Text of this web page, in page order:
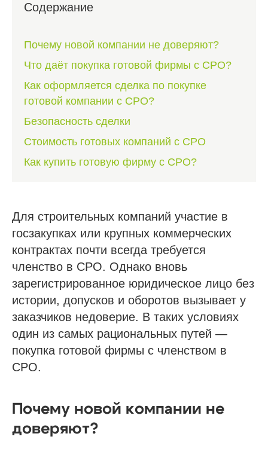
Содержание
Почему новой компании не доверяют?
Что даёт покупка готовой фирмы с СРО?
Как оформляется сделка по покупке
готовой компании с СРО?
Безопасность сделки
Стоимость готовых компаний с СРО
Как купить готовую фирму с СРО?
Для строительных компаний участие в
госзакупках или крупных коммерческих
контрактах почти всегда требуется
членство в СРО. Однако вновь
зарегистрированное юридическое лицо без
истории, допусков и оборотов вызывает у
заказчиков недоверие. В таких условиях
один из самых рациональных путей —
покупка готовой фирмы с членством в
СРО.
Почему новой компании не
доверяют?